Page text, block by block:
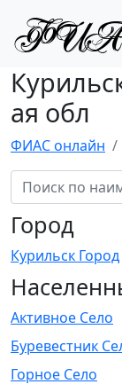
ая обл
ФИАС онлайн
Город
Курильск Город
Активное Село
Буревестник
Горное Село